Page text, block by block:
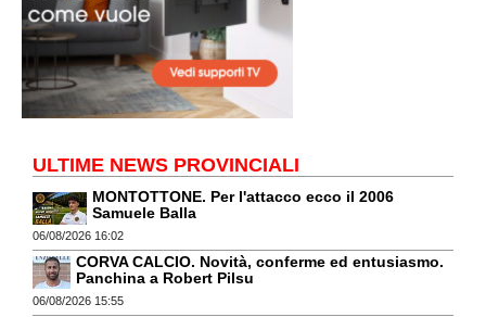
ULTIME NEWS PROVINCIALI
MONTOTTONE. Per l'attacco ecco il 2006
Samuele Balla
06/08/2026 16:02
CORVA CALCIO. Novità, conferme ed entusiasmo.
Panchina a Robert Pilsu
06/08/2026 15:55